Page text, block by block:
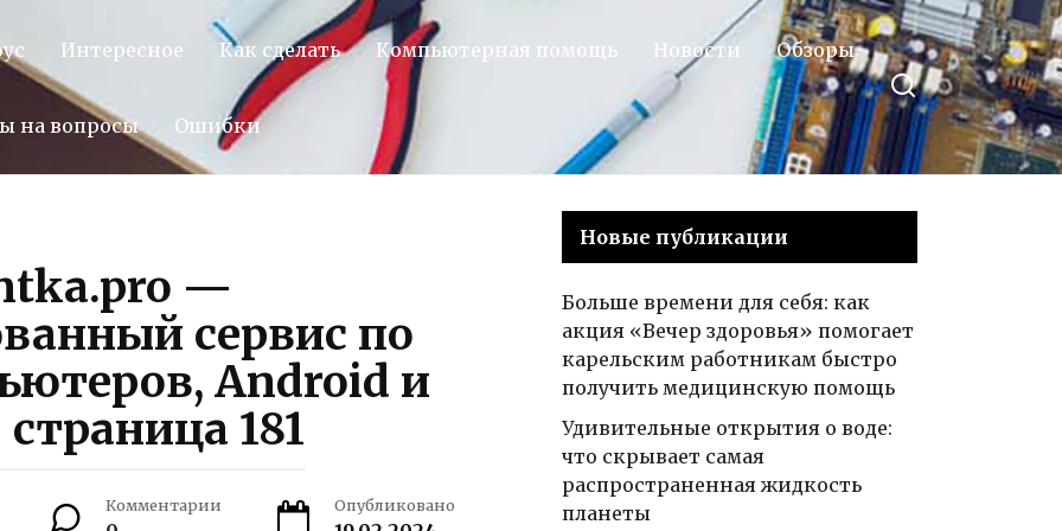
Интересное Как сделать Компьютерная помощь Новости Обзоры
на вопросы Ошибки
—
сервис по
Android и
181
Комментарии Опубликовано
Новые публикации
Больше времени для себя: как
акция «Вечер здоровья» помогает
карельским работникам быстро
получить медицинскую помощь
Удивительные открытия о воде:
что скрывает самая
распространенная жидкость
планеты